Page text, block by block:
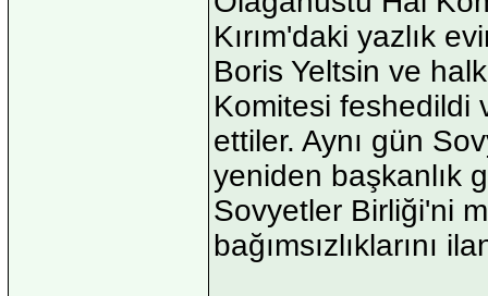
Kırım'daki yazlık
Boris Yeltsin ve
Komitesi feshedildi
ettiler. Aynı gün
yeniden başkanlık
Sovyetler Birliği'ni
bağımsızlıklarını